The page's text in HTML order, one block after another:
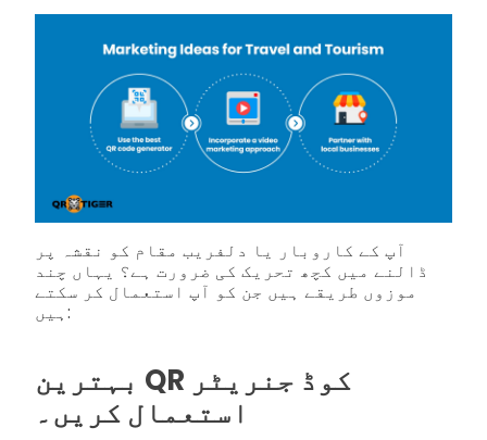
آپ کے کاروبار یا دلفریب مقام کو نقشہ پر
ڈالنے میں کچھ تحریک کی ضرورت ہے؟ یہاں چند
موزوں طریقے ہیں جن کو آپ استعمال کر سکتے
ہیں:
بہترین QR کوڈ جنریٹر
استعمال کریں۔